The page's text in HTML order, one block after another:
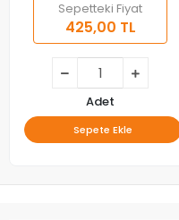
Sepetteki Fiyat
425,00 TL
Adet
Sepete Ekle